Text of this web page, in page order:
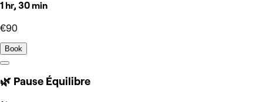
1 hr, 30 min
€90
Book
🌿 Pause Équilibre